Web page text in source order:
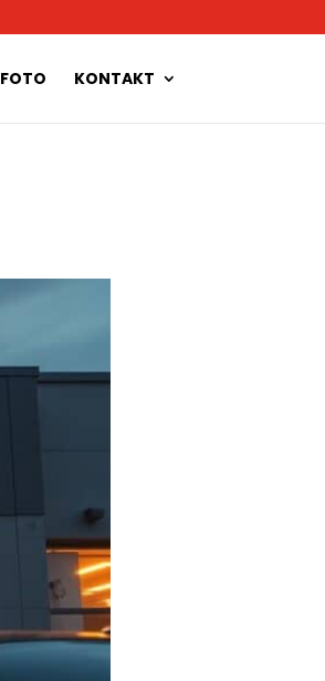
FOTO KONTAKT